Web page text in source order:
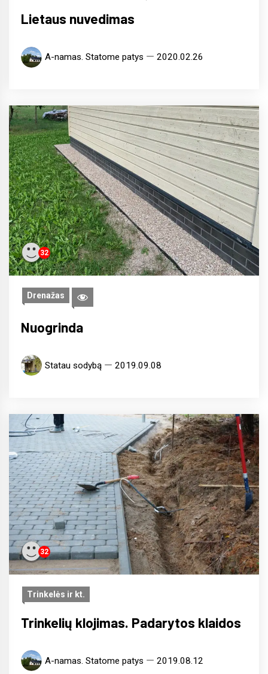
Lietaus nuvedimas
A-namas. Statome patys 2020.02.26
32
Drenažas
Nuogrinda
Statau sodybą 2019.09.08
32
Trinkelės ir kt.
Trinkelių klojimas. Padarytos klaidos
A-namas. Statome patys 2019.08.12